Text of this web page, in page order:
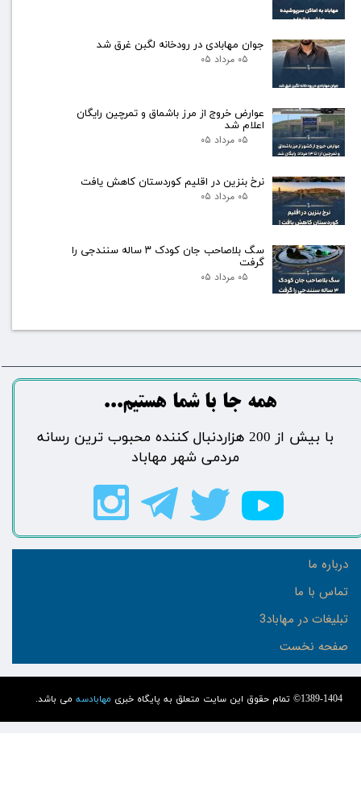
جوان مهابادی در رودخانه لگبن غرق شد
۰۵ مرداد ۰۵
عوارض خروج از مرز باشماق و تمرچین رایگان
اعلام شد
۰۵ مرداد ۰۵
نرخ بنزین در اقلیم کوردستان کاهش یافت
۰۵ مرداد ۰۵
سگ بلاصاحب جان کودک ۳ ساله سنندجی را
گرفت
۰۵ مرداد ۰۵
1389-1404© تمام حقوق این سایت متعلق به پایگاه خبری مهابادسه می باشد.
درباره ما
تماس با ما
تبلیغات در مهاباد3
صفحه نخست
​​​همه جا با شما هستیم...​​​​​​​​​​​​​​
​با بیش از 200 هزاردنبال کننده محبوب ترین رسانه
مردمی شهر مهاباد​​​​​​​​​​​​​​